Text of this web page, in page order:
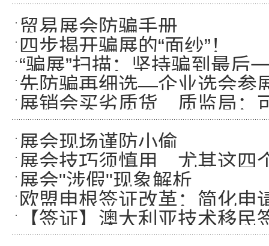
贸易展会防骗手册
四步揭开骗展的“面纱”！
“骗展”扫描：坚持骗到最后
先防骗再细选—企业选会参
展销会买劣质货 质监局：
展会现场谨防小偷
展会技巧须慎用 尤其这四
展会"涉假"现象解析
欧盟申根签证改革：简化申
【签证】澳大利亚技术移